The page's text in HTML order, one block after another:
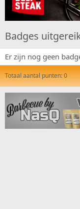
Badges
Er zijn nog geen
Totaal aantal punten: 0